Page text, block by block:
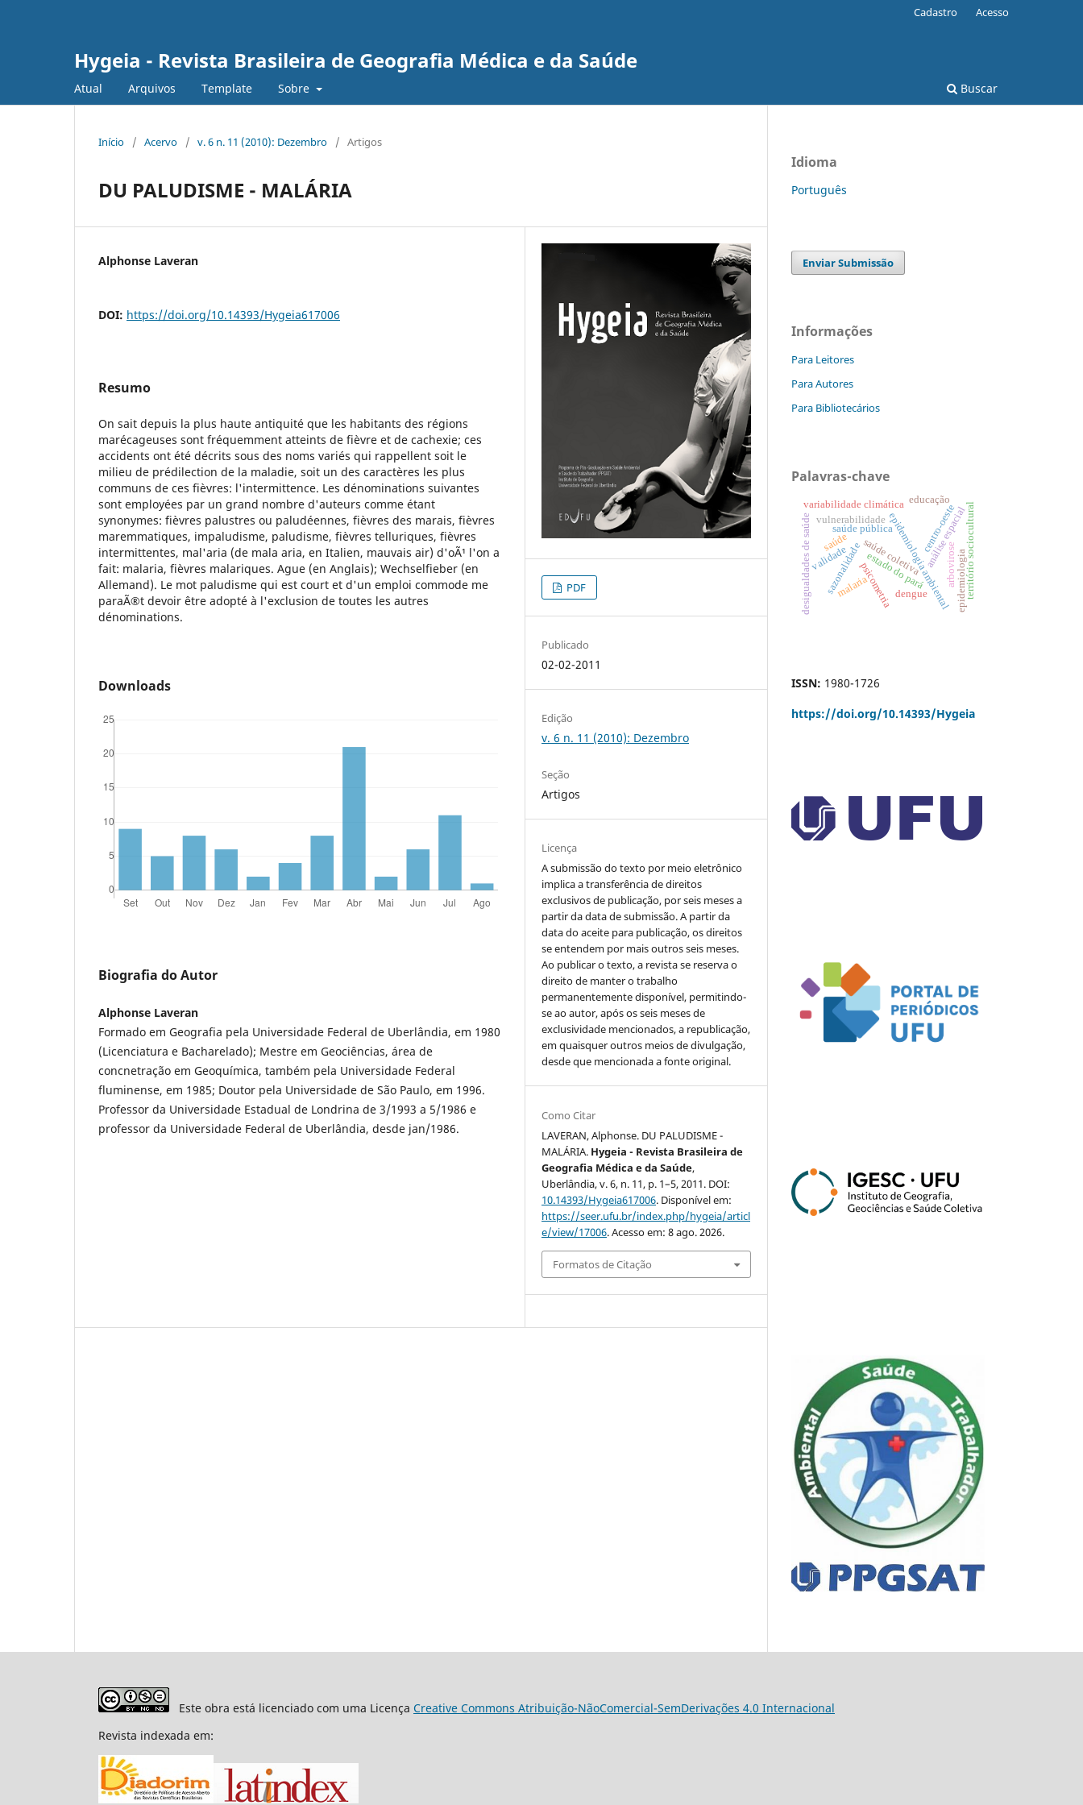
Hygeia - Revista Brasileira de Geografia Médica e da Saúde
Atual Arquivos Template Sobre Buscar
Cadastro Acesso
Início / Acervo / v. 6 n. 11 (2010): Dezembro / Artigos
DU PALUDISME - MALÁRIA
Alphonse Laveran
DOI: https://doi.org/10.14393/Hygeia617006
Resumo
On sait depuis la plus haute antiquité que les habitants des régions
marécageuses sont fréquemment atteints de fièvre et de cachexie; ces
accidents ont été décrits sous des noms variés qui rappellent soit le
milieu de prédilection de la maladie, soit un des caractères les plus
communs de ces fièvres: l'intermittence. Les dénominations suivantes
sont employées par un grand nombre d'auteurs comme étant
synonymes: fièvres palustres ou paludéennes, fièvres des marais, fièvres
maremmatiques, impaludisme, paludisme, fièvres telluriques, fièvres
intermittentes, mal'aria (de mala aria, en Italien, mauvais air) d'oÃ¹ l'on a
fait: malaria, fièvres malariques. Ague (en Anglais); Wechselfieber (en
Allemand). Le mot paludisme qui est court et d'un emploi commode me
paraÃ®t devoir être adopté à l'exclusion de toutes les autres
dénominations.
Downloads
Biografia do Autor
Alphonse Laveran
Formado em Geografia pela Universidade Federal de Uberlândia, em 1980
(Licenciatura e Bacharelado); Mestre em Geociências, área de
concnetração em Geoquímica, também pela Universidade Federal
fluminense, em 1985; Doutor pela Universidade de São Paulo, em 1996.
Professor da Universidade Estadual de Londrina de 3/1993 a 5/1986 e
professor da Universidade Federal de Uberlândia, desde jan/1986.
PDF
Publicado
02-02-2011
Edição
v. 6 n. 11 (2010): Dezembro
Seção
Artigos
Licença
A submissão do texto por meio eletrônico
implica a transferência de direitos
exclusivos de publicação, por seis meses a
partir da data de submissão. A partir da
data do aceite para publicação, os direitos
se entendem por mais outros seis meses.
Ao publicar o texto, a revista se reserva o
direito de manter o trabalho
permanentemente disponível, permitindo-
se ao autor, após os seis meses de
exclusividade mencionados, a republicação,
em quaisquer outros meios de divulgação,
desde que mencionada a fonte original.
Como Citar
LAVERAN, Alphonse. DU PALUDISME -
MALÁRIA. Hygeia - Revista Brasileira de
Geografia Médica e da Saúde,
Uberlândia, v. 6, n. 11, p. 1–5, 2011. DOI:
10.14393/Hygeia617006. Disponível em:
https://seer.ufu.br/index.php/hygeia/articl
e/view/17006. Acesso em: 8 ago. 2026.
Formatos de Citação
Idioma
Português
Enviar Submissão
Informações
Para Leitores
Para Autores
Para Bibliotecários
Palavras-chave
sazonalidade epidemiologia ambiental
saúde pública
estado do pará
variabilidade climática
análise espacial
arbovirose
centro-oeste
psicometria
validade
desigualdades de saúde território sociocultural
vulnerabilidade
malaria epidemiologia
saúde coletiva
dengue
educação
saúde
ISSN: 1980-1726
https://doi.org/10.14393/Hygeia
Este obra está licenciado com uma Licença Creative Commons Atribuição-NãoComercial-SemDerivações 4.0 Internacional
Revista indexada em: